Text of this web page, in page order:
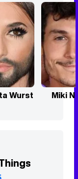
Wurst Miki